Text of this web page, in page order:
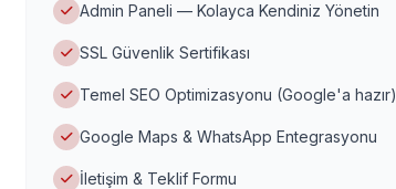
Admin Paneli — Kolayca Kendiniz Yönetin
SSL Güvenlik Sertifikası
Temel SEO Optimizasyonu (Google'a hazır)
Google Maps & WhatsApp Entegrasyonu
İletişim & Teklif Formu